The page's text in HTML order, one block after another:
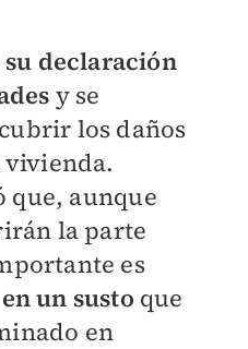
su declaración
y se
los daños
que, aunque
la parte
es
un susto que
en